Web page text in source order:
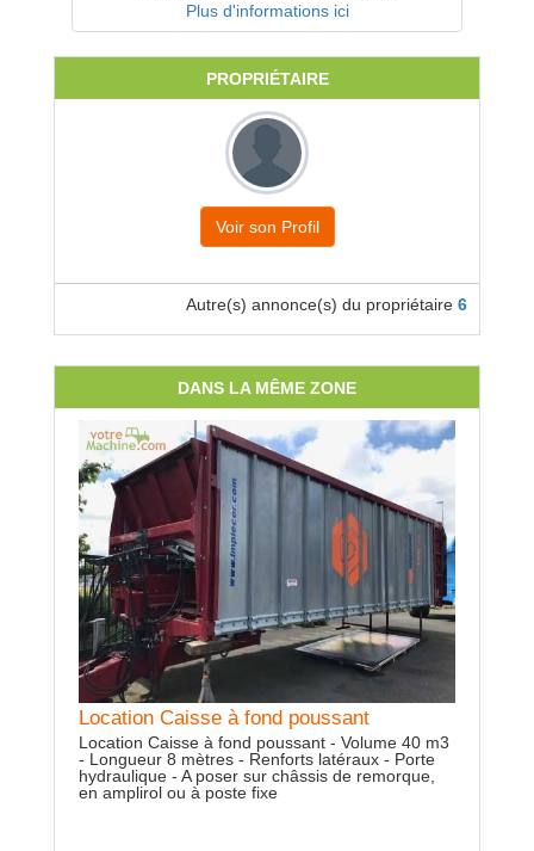
Plus d'informations ici
PROPRIÉTAIRE
Voir son Profil
Autre(s) annonce(s) du propriétaire 6
DANS LA MÊME ZONE
Location Caisse à fond poussant
Location Caisse à fond poussant - Volume 40 m3
- Longueur 8 mètres - Renforts latéraux - Porte
hydraulique - A poser sur châssis de remorque,
en amplirol ou à poste fixe
Location Rampe à patins
Rampe / Enfouisseur à patins - Largeur 8.8 - 12 -
15 - 18 - 24 m - Châssis galvanisé travaillant en
position flottant - Turbine de broyage et de
distribution, avec piège à pierres - Inversion des
turbines et des tuyaux - Sécurité de transport -
Montage sur différentes marques de tonne